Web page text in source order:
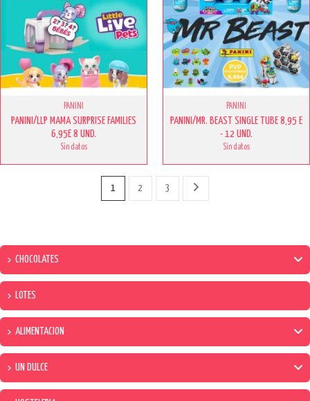
PANINI
PANINI/LLP MAMA SURPRISE FAMILIES
6,95E 8 UND.
Sin datos
PANINI
PANINI/MR. BEAST SINGLE TUBE 8,95 E
- 12 UND.
Sin datos
1 2 3
CHOCOLATES
LOTES
ALIMENTACION
UN DULCE